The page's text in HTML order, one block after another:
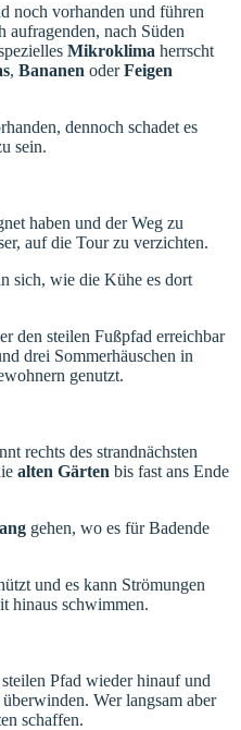
noch vorhanden und führen
aufragenden, nach Süden
Mikroklima herrscht
, Bananen oderFeigen
dennoch schadet es
sein.
haben und der Weg zu
auf die Tour zu verzichten.
sich, wie die Kühe es dort
den steilen Fußpfad erreichbar
drei Sommerhäuschen in
genutzt.
rechts des strandnächsten
alten Gärten bis fast ans Ende
gehen, wo es für Badende
und es kann Strömungen
hinaus schwimmen.
Pfad wieder hinauf und
überwinden. Wer langsam aber
schaffen.